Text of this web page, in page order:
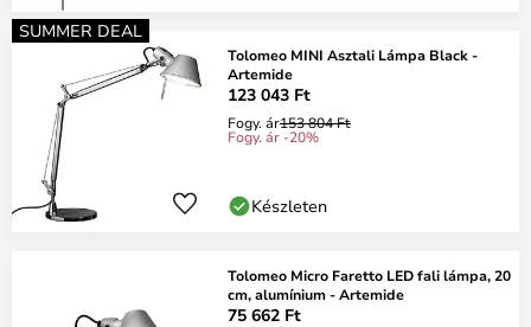
SUMMER DEAL
Tolomeo MINI Asztali Lámpa Black -
Artemide
123 043 Ft
Fogy. ár153 804 Ft
Fogy. ár -20%
Készleten
Tolomeo Micro Faretto LED fali lámpa, 20
cm, alumínium - Artemide
75 662 Ft